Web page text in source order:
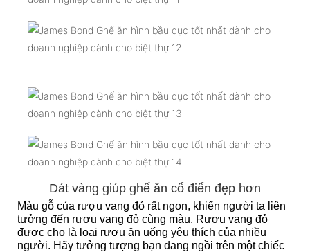
Dát vàng giúp ghế ăn cổ điển đẹp hơn
Màu gỗ của rượu vang đỏ rất ngon, khiến người ta liên
tưởng đến rượu vang đỏ cùng màu. Rượu vang đỏ
được cho là loại rượu ăn uống yêu thích của nhiều
người. Hãy tưởng tượng bạn đang ngồi trên một chiếc